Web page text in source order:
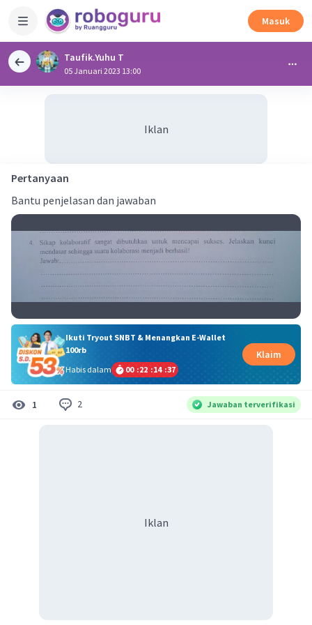
Masuk
Taufik.Yuhu T
05 Januari 2023 13:00
Iklan
Pertanyaan
Bantu penjelasan dan jawaban
Ikuti Tryout SNBT & Menangkan E-Wallet
100rb
Habis dalam
00 :22 :14 :36
Klaim
1 2 Jawaban terverifikasi
Iklan